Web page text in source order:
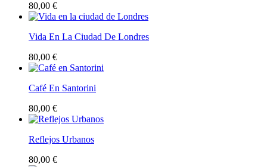
80,00 €
Vida En La Ciudad De Londres
80,00 €
Café En Santorini
80,00 €
Reflejos Urbanos
80,00 €